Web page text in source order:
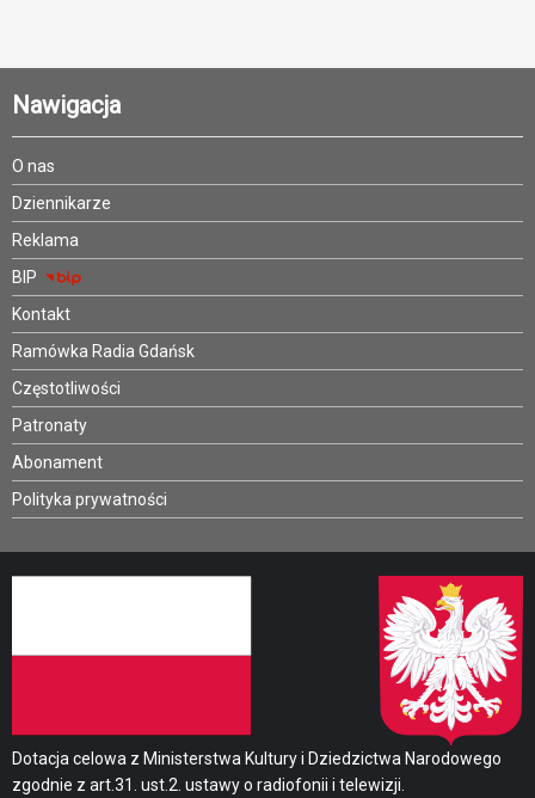
Nawigacja
O nas
Dziennikarze
Reklama
BIP
Kontakt
Ramówka Radia Gdańsk
Częstotliwości
Patronaty
Abonament
Polityka prywatności
Dotacja celowa z Ministerstwa Kultury i Dziedzictwa Narodowego
zgodnie z art.31. ust.2. ustawy o radiofonii i telewizji.